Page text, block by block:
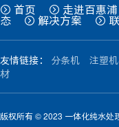
首页 走进百惠浦
态 解决方案
友情链接： 分条机 注塑
材
版权所有 © 2023 一体化纯水处